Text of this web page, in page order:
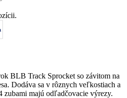
BLB Track Sprocket so závitom na
Dodáva sa v rôznych veľkostiach a
zubami majú odľadčovacie výrezy.